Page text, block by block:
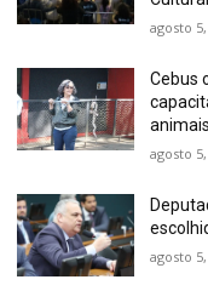
agosto
Cebus
agosto
agosto